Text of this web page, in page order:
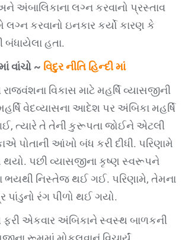
અંબાલિકાના લગ્ન કરવાનો પ્રસ્તાવ
લગ્ન કરવાનો ઇનકાર કર્યો કારણ કે
હતા.
વાંચો ~ વિદુર નીતિ હિન્દી માં
વિકાસ માટે મહર્ષિ વ્યાસજીની
વેદવ્યાસના આદેશ પર અંબિકા મહર્ષિ
ત્યારે તે તેની કુરૂપતા જોઈને એટલી
પોતાની આંખો બંધ કરી દીધી. પરિણામે
થયો. પછી વ્યાસજીના કૃષ્ણ સ્વરૂપને
ભયથી નિસ્તેજ થઈ ગઈ. પરિણામે, તેમના
પાંડુનો રંગ પીળો થઈ ગયો.
એકવાર અંબિકાને સ્વસ્થ બાળકની